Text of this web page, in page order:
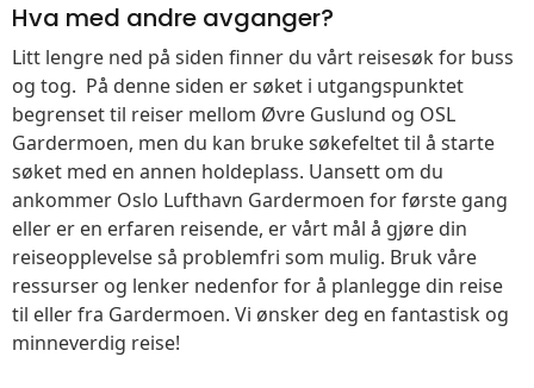
Hva med andre avganger?
Litt lengre ned på siden finner du vårt reisesøk for buss
og tog. På denne siden er søket i utgangspunktet
begrenset til reiser mellom Øvre Guslund og OSL
Gardermoen, men du kan bruke søkefeltet til å starte
søket med en annen holdeplass. Uansett om du
ankommer Oslo Lufthavn Gardermoen for første gang
eller er en erfaren reisende, er vårt mål å gjøre din
reiseopplevelse så problemfri som mulig. Bruk våre
ressurser og lenker nedenfor for å planlegge din reise
til eller fra Gardermoen. Vi ønsker deg en fantastisk og
minneverdig reise!